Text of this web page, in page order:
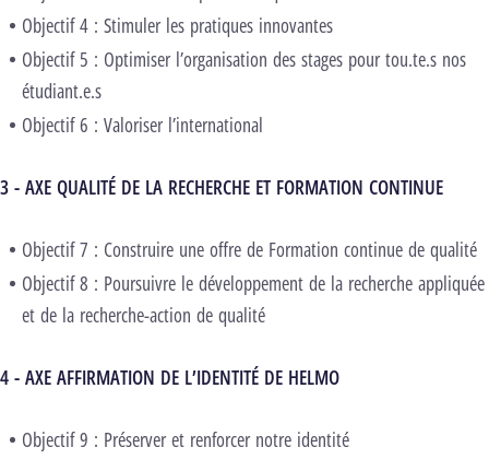
Objectif 4 : Stimuler les pratiques innovantes
Objectif 5 : Optimiser l’organisation des stages pour tou.te.s nos
étudiant.e.s
Objectif 6 : Valoriser l’international
3 - AXE QUALITÉ DE LA RECHERCHE ET FORMATION CONTINUE
Objectif 7 : Construire une offre de Formation continue de qualité
Objectif 8 : Poursuivre le développement de la recherche appliquée
et de la recherche-action de qualité
4 - AXE AFFIRMATION DE L’IDENTITÉ DE HELMO
Objectif 9 : Préserver et renforcer notre identité